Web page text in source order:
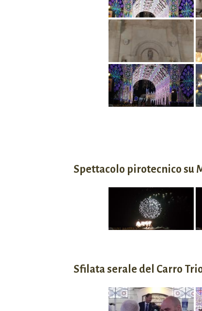
Spettacolo pirotecnico su
Sfilata serale del Carro